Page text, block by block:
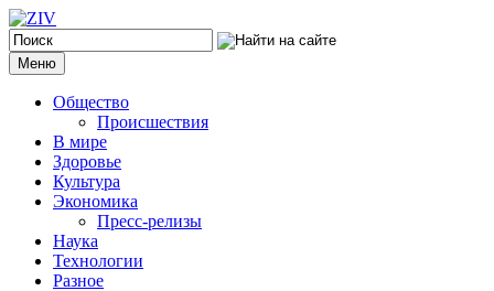
Меню
Общество
Происшествия
В мире
Здоровье
Культура
Экономика
Пресс-релизы
Наука
Технологии
Разное